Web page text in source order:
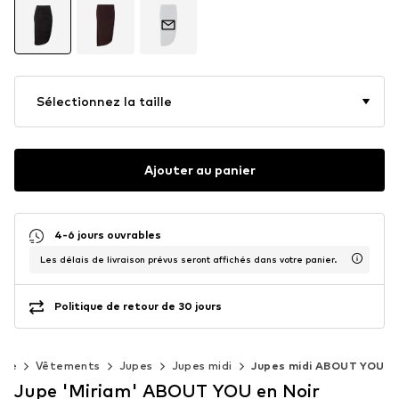
Sélectionnez la taille
Ajouter au panier
4-6 jours ouvrables
Les délais de livraison prévus seront affichés dans votre panier.
Politique de retour de 30 jours
Vêtements Jupes Jupes midi Jupes midi ABOUT YOU
Jupe 'Miriam' ABOUT YOU en Noir